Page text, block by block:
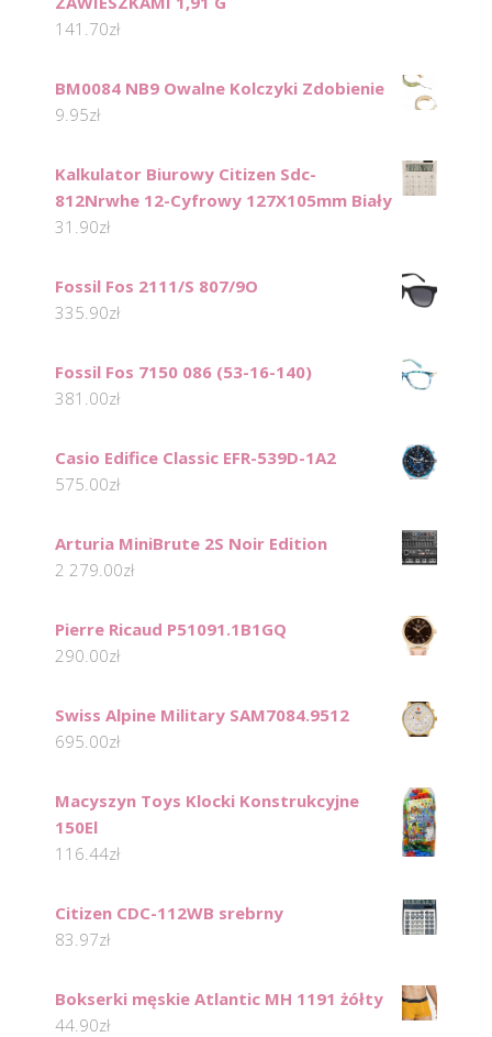
141.70zł
BM0084 NB9 Owalne Kolczyki Zdobienie
9.95zł
Kalkulator Biurowy Citizen Sdc-
812Nrwhe 12-Cyfrowy 127X105mm Biały
31.90zł
Fossil Fos 2111/S 807/9O
335.90zł
Fossil Fos 7150 086 (53-16-140)
381.00zł
Casio Edifice Classic EFR-539D-1A2
575.00zł
Arturia MiniBrute 2S Noir Edition
2 279.00zł
Pierre Ricaud P51091.1B1GQ
290.00zł
Swiss Alpine Military SAM7084.9512
695.00zł
Macyszyn Toys Klocki Konstrukcyjne
150El
116.44zł
Citizen CDC-112WB srebrny
83.97zł
Bokserki męskie Atlantic MH 1191 żółty
44.90zł